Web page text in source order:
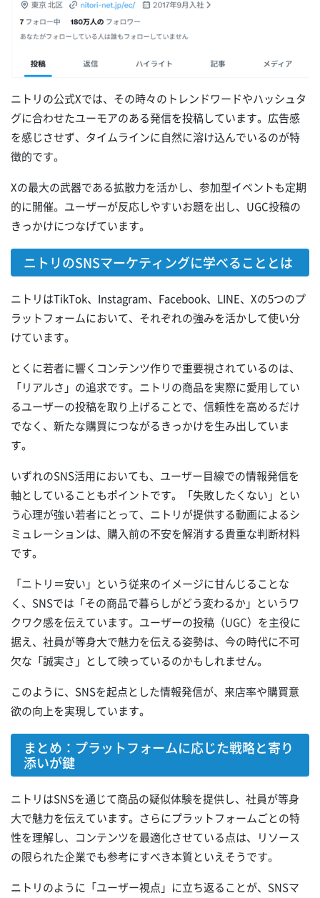
ニトリの公式Xでは、その時々のトレンドワードやハッシュタ
グに合わせたユーモアのある発信を投稿しています。広告感
を感じさせず、タイムラインに自然に溶け込んでいるのが特
徴的です。
Xの最大の武器である拡散力を活かし、参加型イベントも定期
的に開催。ユーザーが反応しやすいお題を出し、UGC投稿の
きっかけにつなげています。
ニトリのSNSマーケティングに学べることとは
ニトリはTikTok、Instagram、Facebook、LINE、Xの5つのプ
ラットフォームにおいて、それぞれの強みを活かして使い分
けています。
とくに若者に響くコンテンツ作りで重要視されているのは、
「リアルさ」の追求です。ニトリの商品を実際に愛用してい
るユーザーの投稿を取り上げることで、信頼性を高めるだけ
でなく、新たな購買につながるきっかけを生み出していま
す。
いずれのSNS活用においても、ユーザー目線での情報発信を
軸としていることもポイントです。「失敗したくない」とい
う心理が強い若者にとって、ニトリが提供する動画によるシ
ミュレーションは、購入前の不安を解消する貴重な判断材料
です。
「ニトリ＝安い」という従来のイメージに甘んじることな
く、SNSでは「その商品で暮らしがどう変わるか」というワ
クワク感を伝えています。ユーザーの投稿（UGC）を主役に
据え、社員が等身大で魅力を伝える姿勢は、今の時代に不可
欠な「誠実さ」として映っているのかもしれません。
このように、SNSを起点とした情報発信が、来店率や購買意
欲の向上を実現しています。
まとめ：プラットフォームに応じた戦略と寄り
添いが鍵
ニトリはSNSを通じて商品の疑似体験を提供し、社員が等身
大で魅力を伝えています。さらにプラットフォームごとの特
性を理解し、コンテンツを最適化させている点は、リソース
の限られた企業でも参考にすべき本質といえそうです。
ニトリのように「ユーザー視点」に立ち返ることが、SNSマ